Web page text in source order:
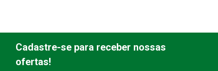
Cadastre-se para receber nossas
ofertas!